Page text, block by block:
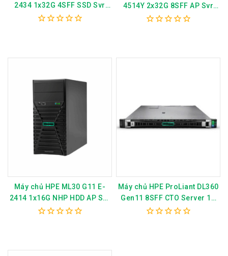
2434 1x32G 4SFF SSD Svr
P81568-375
5
4514Y 2x32G 8SFF AP Svr
P81580-375
5
Máy chủ HPE ML30 G11 E-
2414 1x16G NHP HDD AP Svr
P82650-375
5
Máy chủ HPE ProLiant DL360
Gen11 8SFF CTO Server 1U
4410Y MR408i P52499-B21